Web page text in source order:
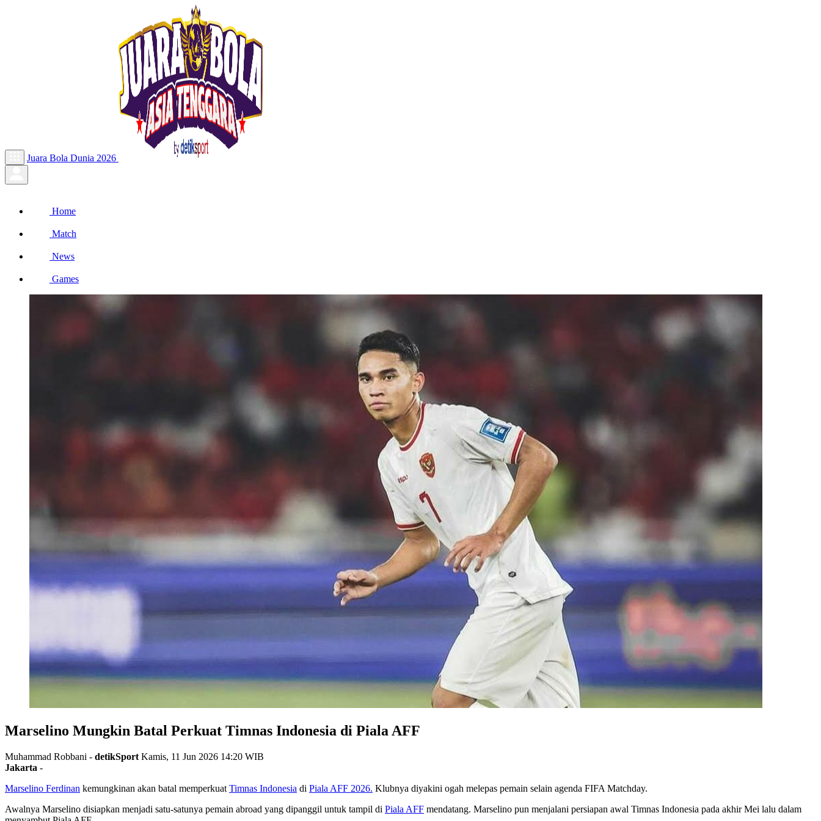
Juara Bola Dunia 2026
Home
Match
News
Games
Marselino Mungkin Batal Perkuat Timnas Indonesia di Piala AFF
Muhammad Robbani - detikSport Kamis, 11 Jun 2026 14:20 WIB
Jakarta -
Marselino Ferdinan kemungkinan akan batal memperkuat Timnas Indonesia di Piala AFF 2026. Klubnya diyakini ogah melepas pemain selain agenda FIFA Matchday.
Awalnya Marselino disiapkan menjadi satu-satunya pemain abroad yang dipanggil untuk tampil di Piala AFF mendatang. Marselino pun menjalani persiapan awal Timnas Indonesia pada akhir Mei lalu dalam